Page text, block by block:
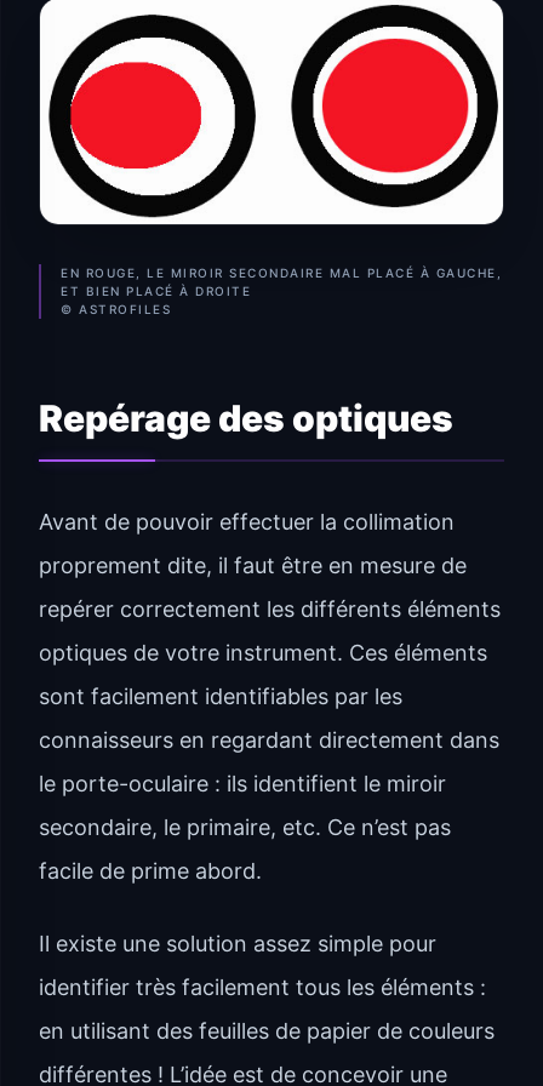
EN ROUGE, LE MIROIR SECONDAIRE MAL PLACÉ À GAUCHE,
ET BIEN PLACÉ À DROITE
© ASTROFILES
Repérage des optiques
Avant de pouvoir effectuer la collimation
proprement dite, il faut être en mesure de
repérer correctement les différents éléments
optiques de votre instrument. Ces éléments
sont facilement identifiables par les
connaisseurs en regardant directement dans
le porte-oculaire : ils identifient le miroir
secondaire, le primaire, etc. Ce n’est pas
facile de prime abord.
Il existe une solution assez simple pour
identifier très facilement tous les éléments :
en utilisant des feuilles de papier de couleurs
différentes ! L’idée est de concevoir une